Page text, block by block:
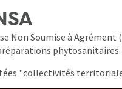
Non Soumise à
phytosanitaires.
"collectivités